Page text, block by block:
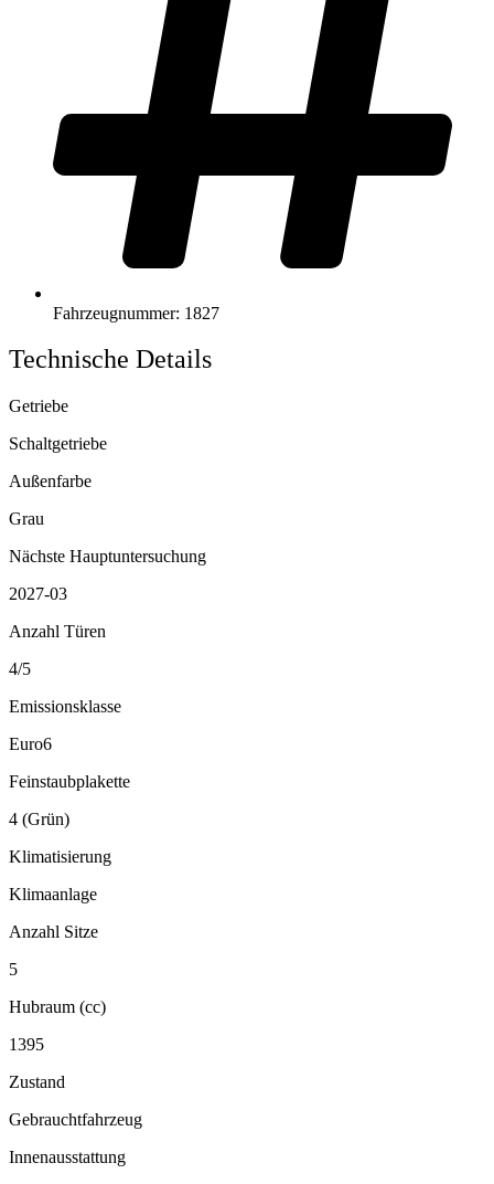
Fahrzeugnummer: 1827
Technische Details
Getriebe
Schaltgetriebe
Außenfarbe
Grau
Nächste Hauptuntersuchung
2027-03
Anzahl Türen
4/5
Emissionsklasse
Euro6
Feinstaubplakette
4 (Grün)
Klimatisierung
Klimaanlage
Anzahl Sitze
5
Hubraum (cc)
1395
Zustand
Gebrauchtfahrzeug
Innenausstattung